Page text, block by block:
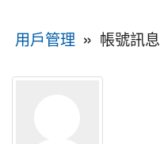
用戶管理 » 帳號訊息